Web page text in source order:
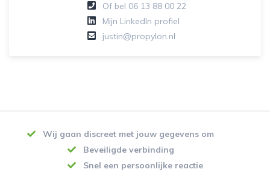
Of bel 06 13 88 00 22
Mijn LinkedIn profiel
justin@propylon.nl
Wij gaan discreet met jouw gegevens om
Beveiligde verbinding
Snel een persoonlijke reactie